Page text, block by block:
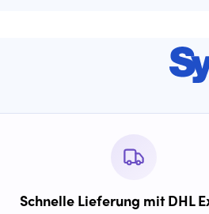
Schnelle Lieferung mit DHL